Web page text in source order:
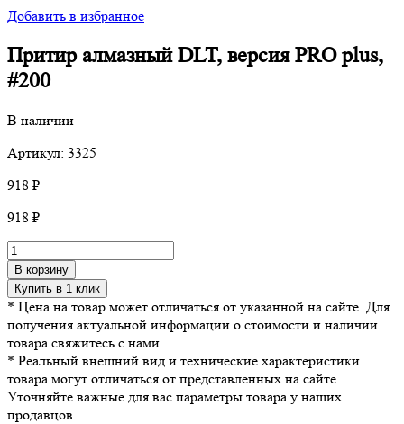
Добавить в избранное
Притир алмазный DLT, версия PRO plus,
#200
В наличии
Артикул: 3325
918 ₽
918 ₽
Количество
товара
Притир
алмазный
DLT,
версия
PRO
plus,
#200
В корзину
Купить в 1 клик
* Цена на товар может отличаться от указанной на сайте. Для
получения актуальной информации о стоимости и наличии
товара свяжитесь с нами
* Реальный внешний вид и технические характеристики
товара могут отличаться от представленных на сайте.
Уточняйте важные для вас параметры товара у наших
продавцов